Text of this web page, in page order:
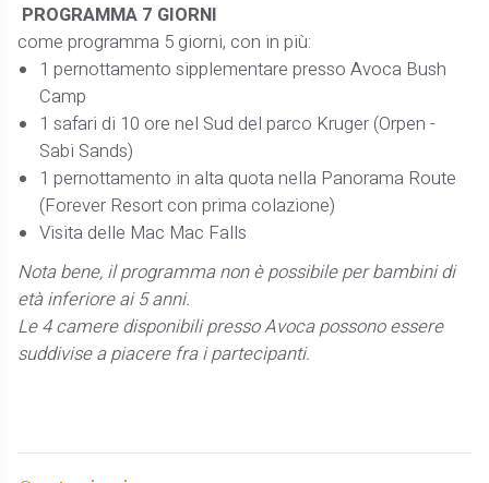
PROGRAMMA 7 GIORNI
come programma 5 giorni, con in più:
1 pernottamento sipplementare presso Avoca Bush
Camp
1 safari di 10 ore nel Sud del parco Kruger (Orpen -
Sabi Sands)
1 pernottamento in alta quota nella Panorama Route
(Forever Resort con prima colazione)
Visita delle Mac Mac Falls
Nota bene, il programma non è possibile per bambini di
età inferiore ai 5 anni.
Le 4 camere disponibili presso Avoca possono essere
suddivise a piacere fra i partecipanti.